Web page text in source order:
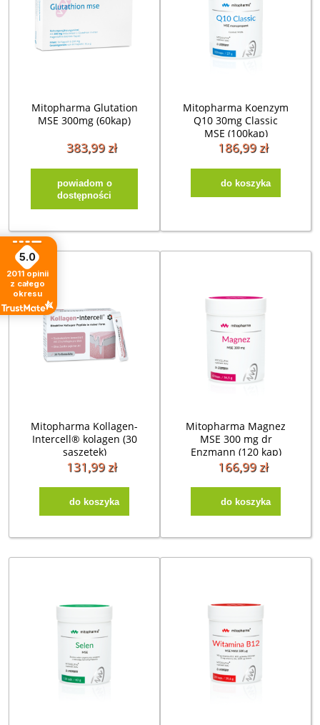
Mitopharma Glutation
MSE 300mg (60kap)
383,99 zł
powiadom o
dostępności
Mitopharma Koenzym
Q10 30mg Classic
MSE (100kap)
186,99 zł
do koszyka
Mitopharma Kollagen-
Intercell® kolagen (30
saszetek)
131,99 zł
do koszyka
Mitopharma Magnez
MSE 300 mg dr
Enzmann (120 kap)
166,99 zł
do koszyka
5.0
2011 opinii
z całego
okresu